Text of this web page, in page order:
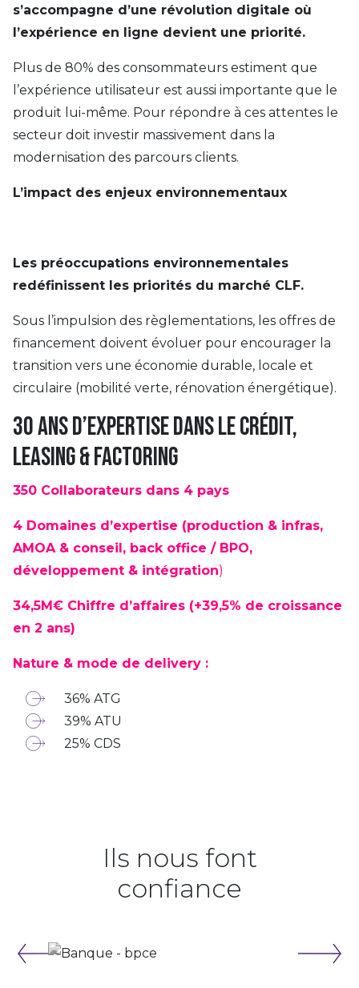
s’accompagne d’une révolution digitale où
l’expérience en ligne devient une priorité.
Plus de 80% des consommateurs estiment que
l’expérience utilisateur est aussi importante que le
produit lui-même. Pour répondre à ces attentes le
secteur doit investir massivement dans la
modernisation des parcours clients.
L’impact des enjeux environnementaux
Les préoccupations environnementales
redéfinissent les priorités du marché CLF.
Sous l’impulsion des règlementations, les offres de
financement doivent évoluer pour encourager la
transition vers une économie durable, locale et
circulaire (mobilité verte, rénovation énergétique).
30 ans d’expertise dans le crédit,
leasing & factoring
350 Collaborateurs dans 4 pays
4 Domaines d’expertise (production & infras,
AMOA & conseil, back office / BPO,
développement & intégration)
34,5M€ Chiffre d’affaires (+39,5% de croissance
en 2 ans)
Nature & mode de delivery :
36% ATG
39% ATU
25% CDS
Ils nous font
confiance